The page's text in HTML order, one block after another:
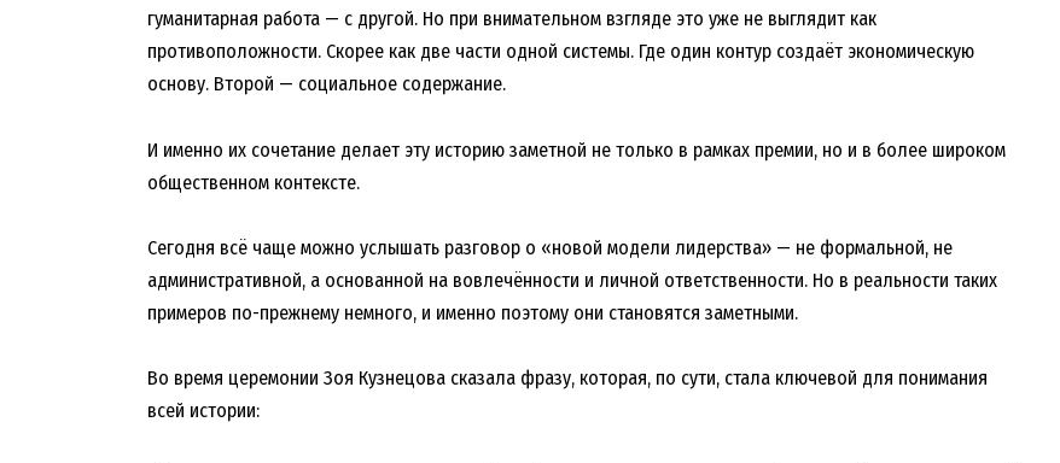
гуманитарная работа — с другой. Но при внимательном взгляде это уже не выглядит как
противоположности. Скорее как две части одной системы. Где один контур создаёт экономическую
основу. Второй — социальное содержание.
И именно их сочетание делает эту историю заметной не только в рамках премии, но и в более широком
общественном контексте.
Сегодня всё чаще можно услышать разговор о «новой модели лидерства» — не формальной, не
административной, а основанной на вовлечённости и личной ответственности. Но в реальности таких
примеров по-прежнему немного, и именно поэтому они становятся заметными.
Во время церемонии Зоя Кузнецова сказала фразу, которая, по сути, стала ключевой для понимания
всей истории: